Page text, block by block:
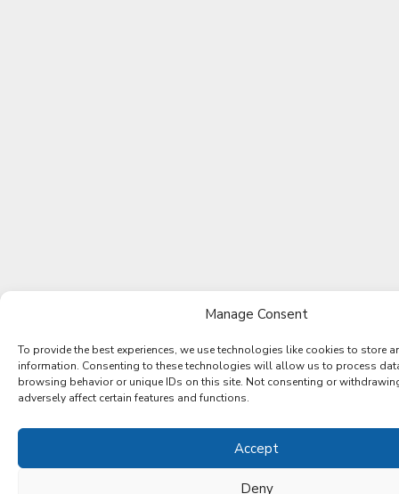
Manage Consent
To provide the best experiences, we use technologies like cookies to store
information. Consenting to these technologies will allow us to process
browsing behavior or unique IDs on this site. Not consenting or
adversely affect certain features and functions.
Accept
Deny